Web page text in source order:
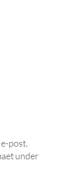
post.
under